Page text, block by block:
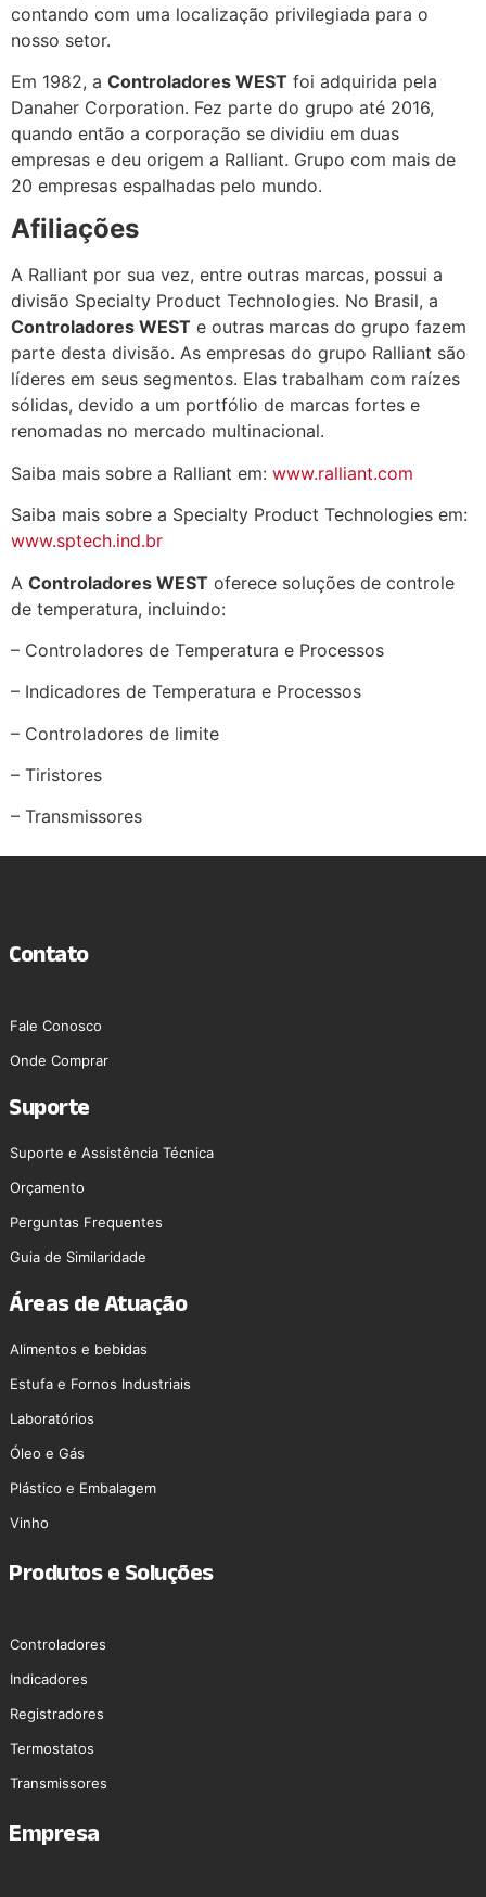
contando com uma localização privilegiada para o
nosso setor.
Em 1982, a Controladores WEST foi adquirida pela
Danaher Corporation. Fez parte do grupo até 2016,
quando então a corporação se dividiu em duas
empresas e deu origem a Ralliant. Grupo com mais de
20 empresas espalhadas pelo mundo.
Afiliações
A Ralliant por sua vez, entre outras marcas, possui a
divisão Specialty Product Technologies. No Brasil, a
Controladores WEST e outras marcas do grupo fazem
parte desta divisão. As empresas do grupo Ralliant são
líderes em seus segmentos. Elas trabalham com raízes
sólidas, devido a um portfólio de marcas fortes e
renomadas no mercado multinacional.
Saiba mais sobre a Ralliant em: www.ralliant.com
Saiba mais sobre a Specialty Product Technologies em:
www.sptech.ind.br
A Controladores WEST oferece soluções de controle
de temperatura, incluindo:
– Controladores de Temperatura e Processos
– Indicadores de Temperatura e Processos
– Controladores de limite
– Tiristores
– Transmissores
Contato
Fale Conosco
Onde Comprar
Suporte
Suporte e Assistência Técnica
Orçamento
Perguntas Frequentes
Guia de Similaridade
Áreas de Atuação
Alimentos e bebidas
Estufa e Fornos Industriais
Laboratórios
Óleo e Gás
Plástico e Embalagem
Vinho
Produtos e Soluções
Controladores
Indicadores
Registradores
Termostatos
Transmissores
Empresa